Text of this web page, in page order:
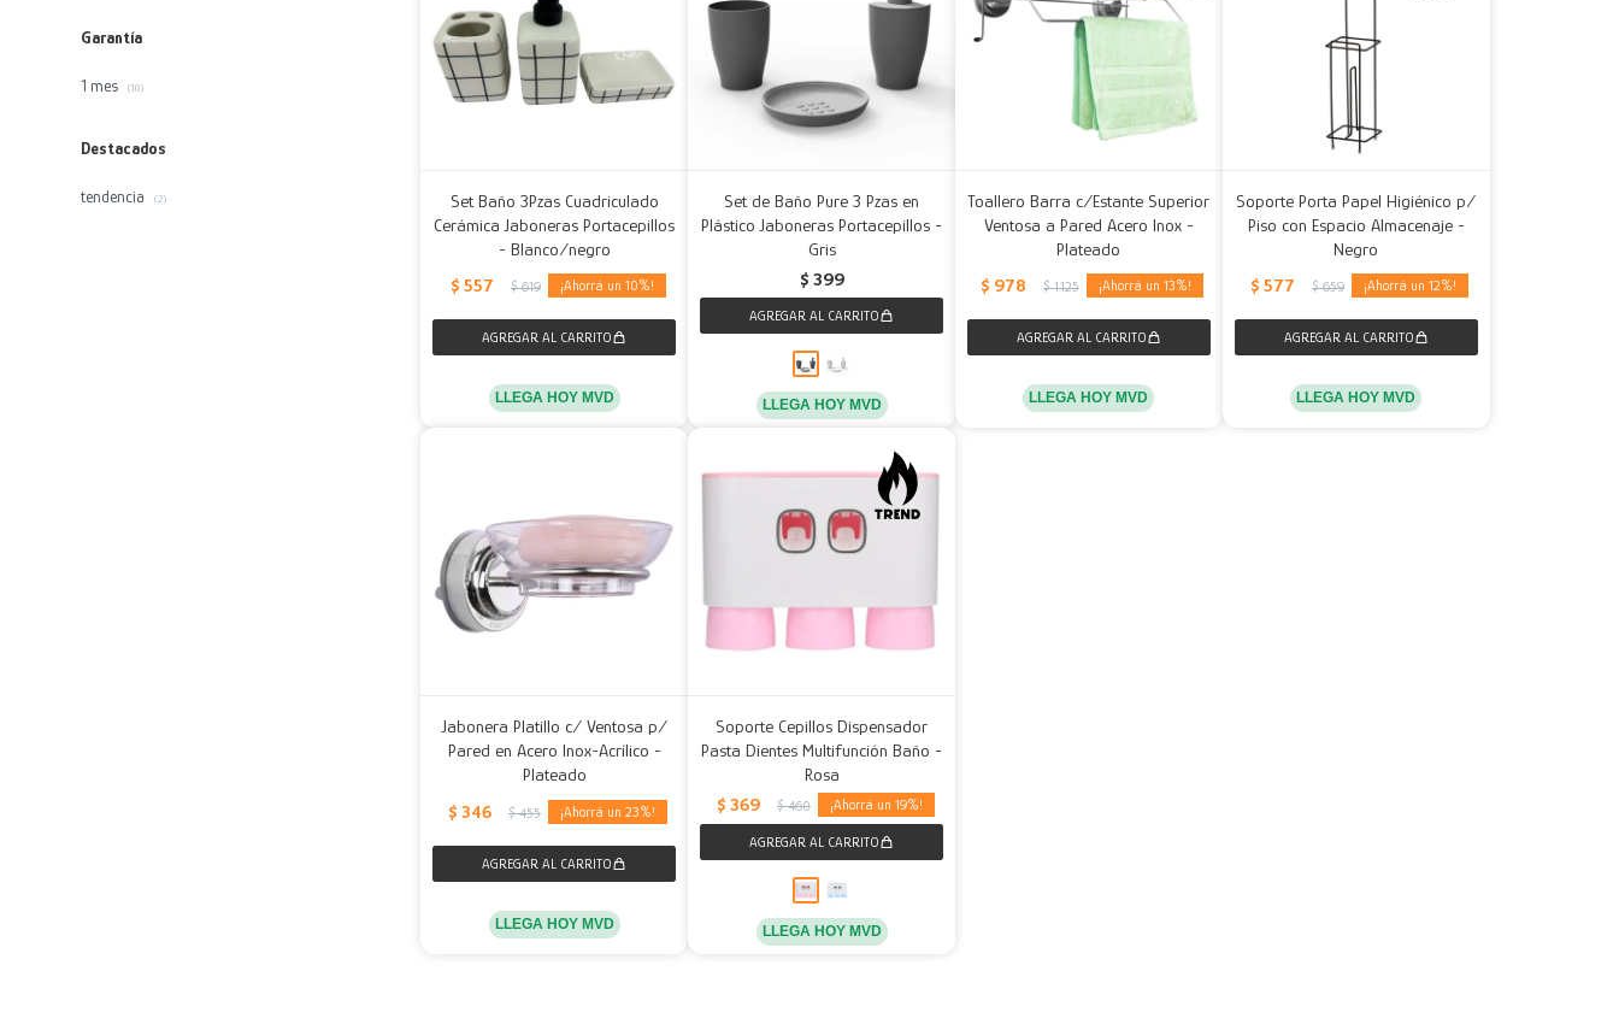
Set Baño 3Pzas Cuadriculado
Cerámica Jaboneras Portacepillos
- Blanco/negro
$ 557 $ 619 10
LLEGA HOY MVD
Set de Baño Pure 3 Pzas en
Plástico Jaboneras Portacepillos -
Gris
$ 399
LLEGA HOY MVD
Toallero Barra c/Estante Superior
Ventosa a Pared Acero Inox -
Plateado
$ 978 $ 1.125 13
LLEGA HOY MVD
Soporte Porta Papel Higiénico p/
Piso con Espacio Almacenaje -
Negro
$ 577 $ 659 12
LLEGA HOY MVD
Jabonera Platillo c/ Ventosa p/
Pared en Acero Inox-Acrílico -
Plateado
$ 346 $ 455 23
LLEGA HOY MVD
Soporte Cepillos Dispensador
Pasta Dientes Multifunción Baño -
Rosa
$ 369 $ 460 19
LLEGA HOY MVD
Garantía
1 mes (10)
Destacados
tendencia (2)